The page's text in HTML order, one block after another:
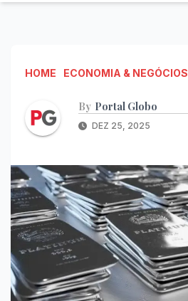
HOME ECONOMIA & NEGÓCIOS
By Portal Globo
DEZ 25, 2025